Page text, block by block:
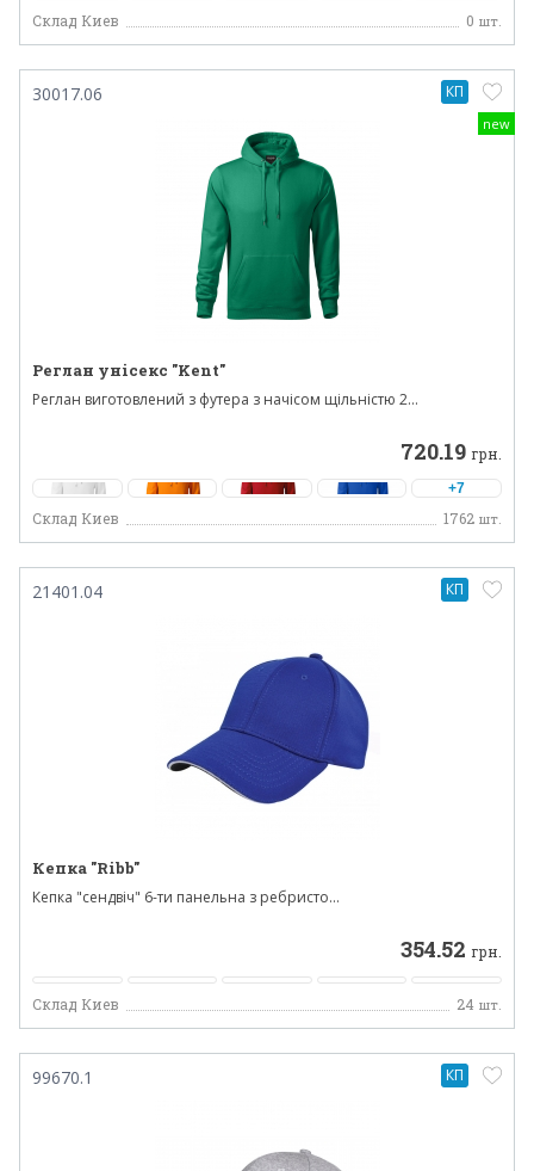
Склад Киев 0 шт.
new
30017.06
Реглан унісекс "Kent"
Реглан виготовлений з футера з начісом щільністю 2...
720.19 грн.
+7
Склад Киев 1762 шт.
КП
21401.04
Кепка "Ribb"
Кепка "сендвіч" 6-ти панельна з ребристо...
354.52 грн.
Склад Киев 24 шт.
КП
99670.1 КП